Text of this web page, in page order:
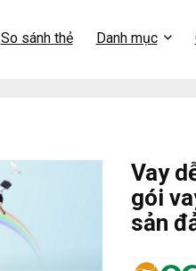
So sánh thẻ Danh mục
Vay
gói
sản